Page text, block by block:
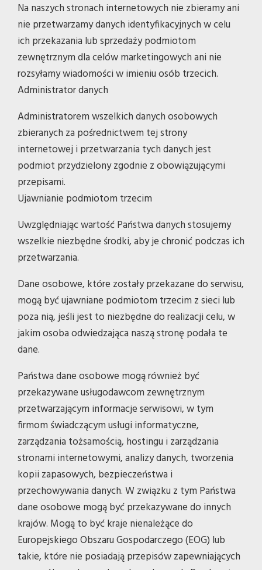
Na naszych stronach internetowych nie zbieramy ani
nie przetwarzamy danych identyfikacyjnych w celu
ich przekazania lub sprzedaży podmiotom
zewnętrznym dla celów marketingowych ani nie
rozsyłamy wiadomości w imieniu osób trzecich.
Administrator danych
Administratorem wszelkich danych osobowych
zbieranych za pośrednictwem tej strony
internetowej i przetwarzania tych danych jest
podmiot przydzielony zgodnie z obowiązującymi
przepisami.
Ujawnianie podmiotom trzecim
Uwzględniając wartość Państwa danych stosujemy
wszelkie niezbędne środki, aby je chronić podczas ich
przetwarzania.
Dane osobowe, które zostały przekazane do serwisu,
mogą być ujawniane podmiotom trzecim z sieci lub
poza nią, jeśli jest to niezbędne do realizacji celu, w
jakim osoba odwiedzająca naszą stronę podała te
dane.
Państwa dane osobowe mogą również być
przekazywane usługodawcom zewnętrznym
przetwarzającym informacje serwisowi, w tym
firmom świadczącym usługi informatyczne,
zarządzania tożsamością, hostingu i zarządzania
stronami internetowymi, analizy danych, tworzenia
kopii zapasowych, bezpieczeństwa i
przechowywania danych. W związku z tym Państwa
dane osobowe mogą być przekazywane do innych
krajów. Mogą to być kraje nienależące do
Europejskiego Obszaru Gospodarczego (EOG) lub
takie, które nie posiadają przepisów zapewniających